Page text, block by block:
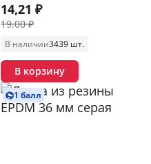
14,21 ₽
19,00 ₽
В наличии3439 шт.
В корзину
1 балл